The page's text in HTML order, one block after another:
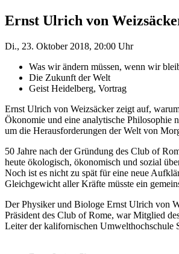
Ernst Ulrich von
Di., 23. Oktober 2018, 20:00 Uhr
Was wir ändern müssen, wenn wir
Die Zukunft der Welt
Geist Heidelberg, Vortrag
Ernst Ulrich von Weizsäcker zeigt auf,
Ökonomie und eine analytische Philosophie
um die Herausforderungen der Welt von
50 Jahre nach der Gründung des Club of
heute ökologisch, ökonomisch und sozial
Noch ist es nicht zu spät für eine neue
Gleichgewicht aller Kräfte müsste ein
Der Physiker und Biologe Ernst Ulrich von
Präsident des Club of Rome, war Mitglied
Leiter der kalifornischen Umwelthochschule